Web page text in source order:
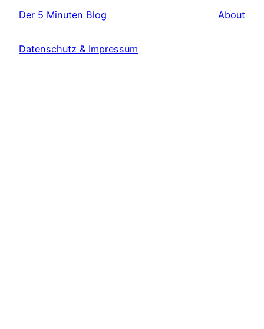
Der 5 Minuten Blog About
Datenschutz & Impressum